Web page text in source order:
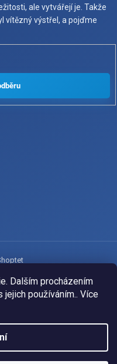
Dalším procházením
používáním.. Více
ale vytvářejí je. Takže
vítězný výstřel, a pojďme
práva vyhrazena.